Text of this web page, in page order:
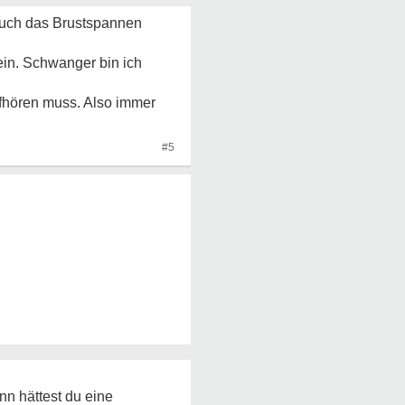
das Brustspannen
Schwanger bin ich
muss. Also immer
#5
hättest du eine